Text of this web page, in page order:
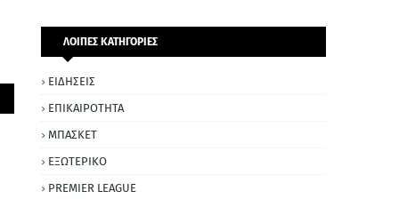
ΛΟΙΠΕΣ ΚΑΤΗΓΟΡΙΕΣ
ΕΙΔΗΣΕΙΣ
ΕΠΙΚΑΙΡΟΤΗΤΑ
ΜΠΑΣΚΕΤ
ΕΞΩΤΕΡΙΚΟ
PREMIER LEAGUE